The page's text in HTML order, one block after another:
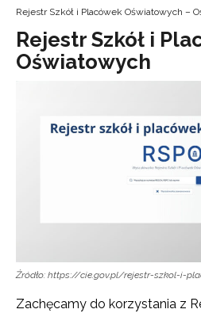
Rejestr Szkół i Placówek Oświatowych –
Rejestr Szkół i
Oświatowych
Źródło: https://cie.gov.pl/rejestr-szkol-i-
Zachęcamy do korzystania z